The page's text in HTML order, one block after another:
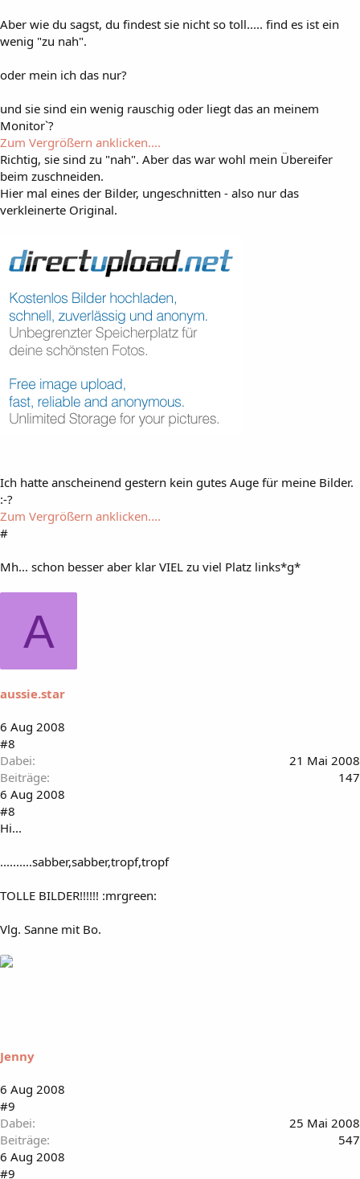
Aber wie du sagst, du findest sie nicht so toll..... find es ist ein
wenig "zu nah".
oder mein ich das nur?
und sie sind ein wenig rauschig oder liegt das an meinem
Monitor`?
Zum Vergrößern anklicken....
Richtig, sie sind zu "nah". Aber das war wohl mein Übereifer
beim zuschneiden.
Hier mal eines der Bilder, ungeschnitten - also nur das
verkleinerte Original.
Ich hatte anscheinend gestern kein gutes Auge für meine Bilder.
:-?
Zum Vergrößern anklicken....
#
Mh... schon besser aber klar VIEL zu viel Platz links*g*
A
aussie.star
6 Aug 2008
#8
Dabei
21 Mai 2008
Beiträge
147
6 Aug 2008
#8
Hi...
..........sabber,sabber,tropf,tropf
TOLLE BILDER!!!!!! :mrgreen:
Vlg. Sanne mit Bo.
Jenny
6 Aug 2008
#9
Dabei
25 Mai 2008
Beiträge
547
6 Aug 2008
#9